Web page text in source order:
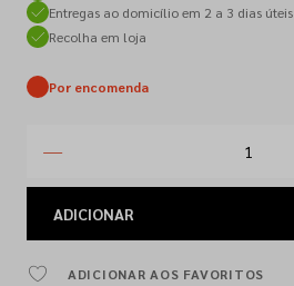
Entregas ao domicílio em 2 a 3 dias úteis
Recolha em loja
Por encomenda
ADICIONAR
ADICIONAR AOS FAVORITOS